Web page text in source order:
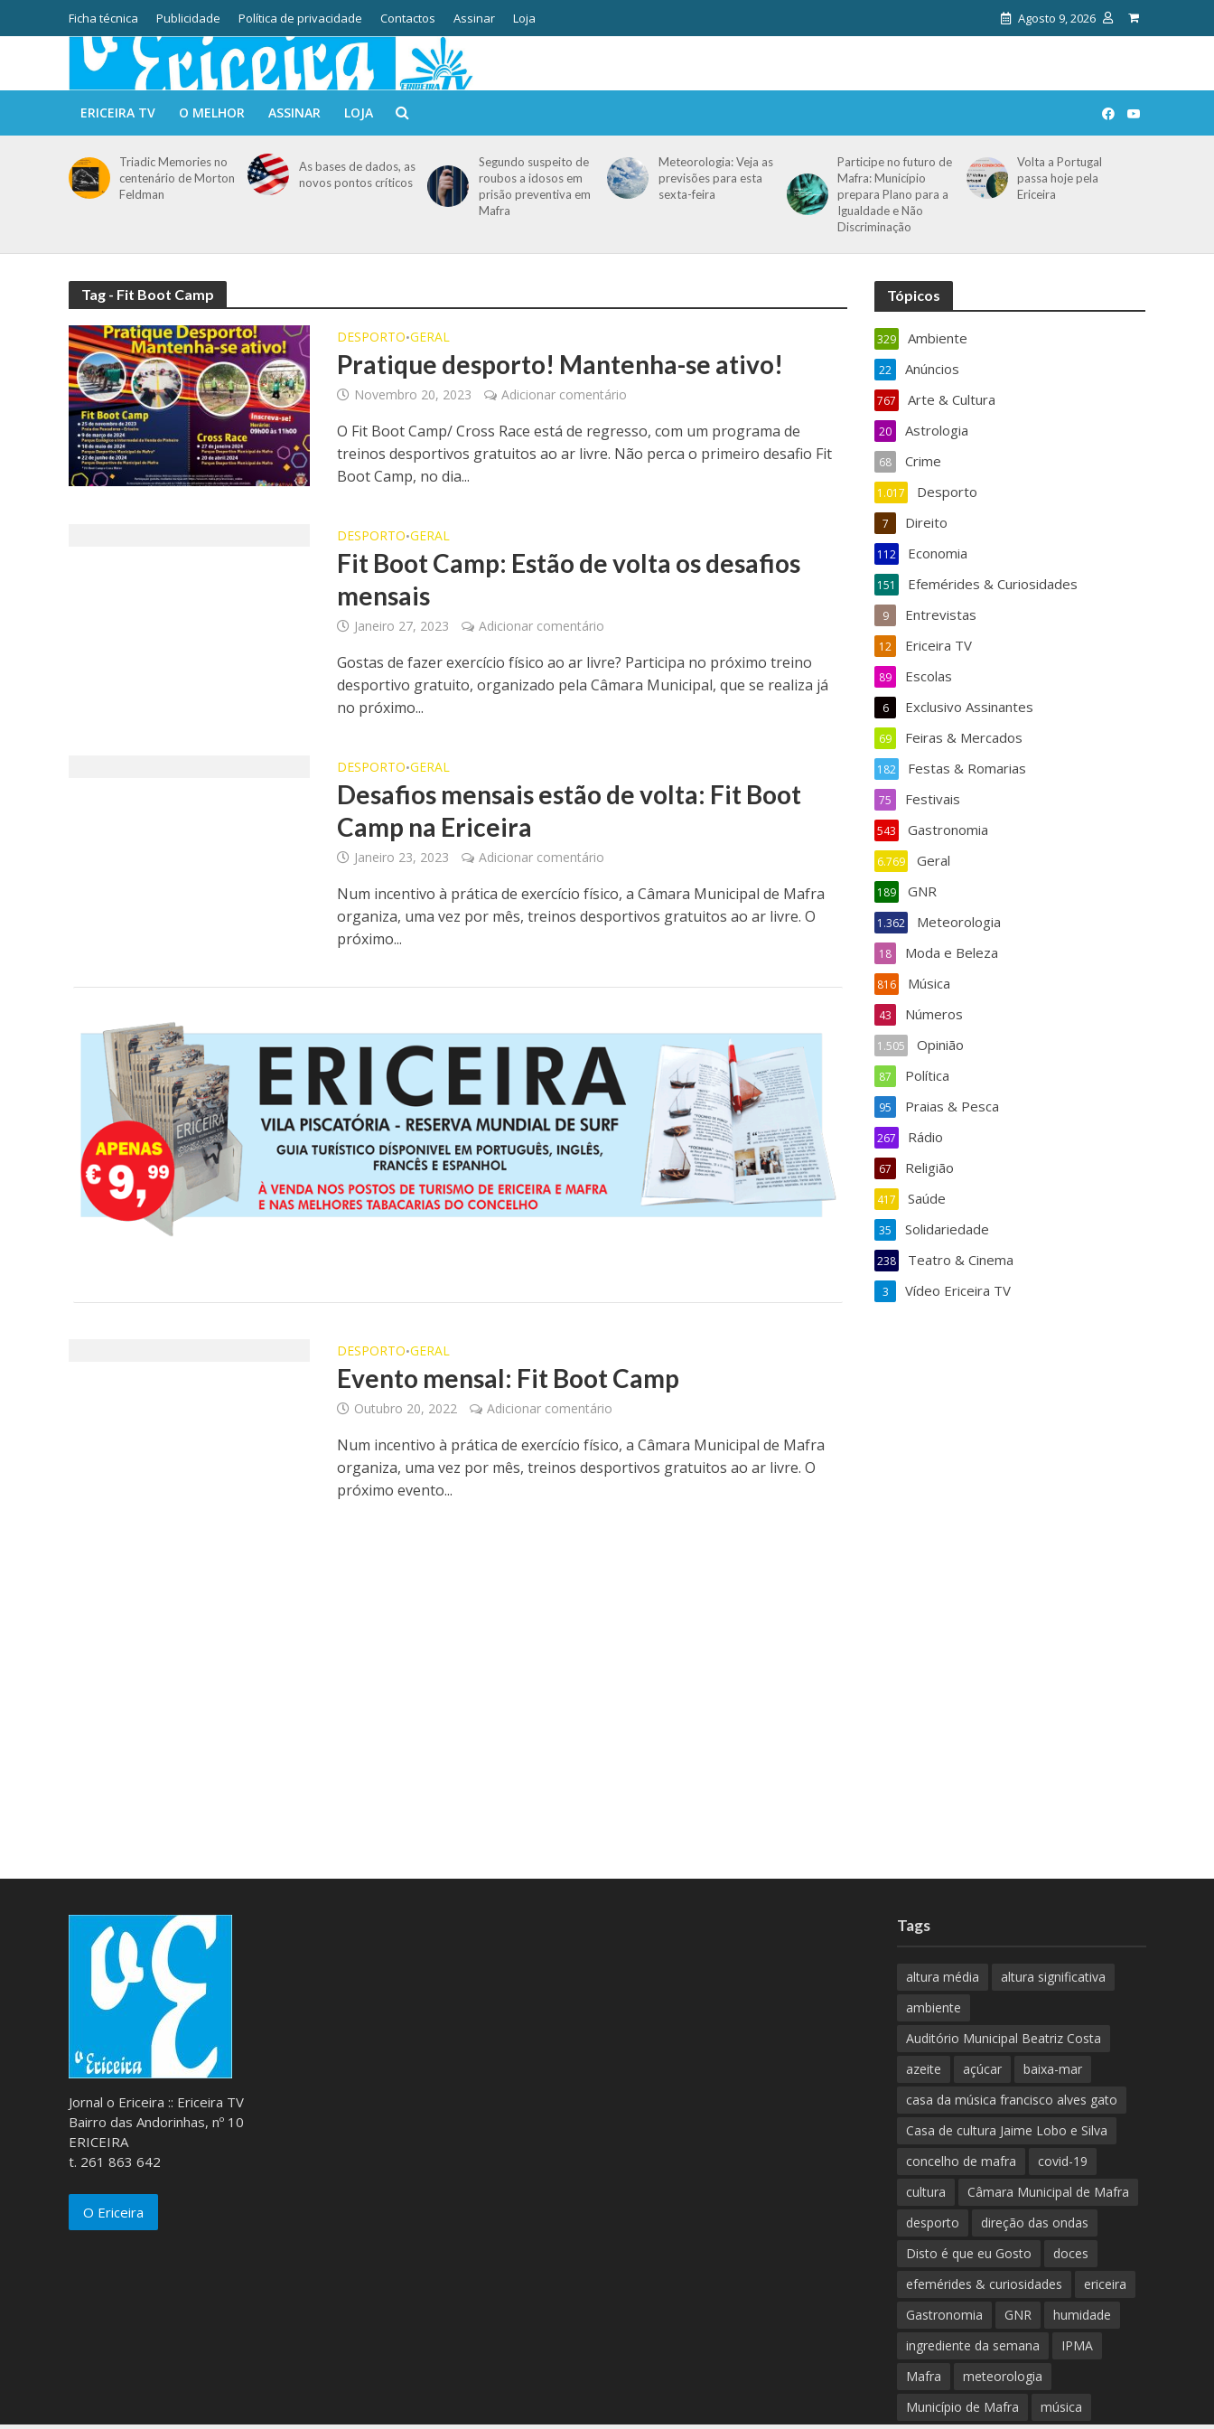
Ficha técnica Publicidade Política de privacidade Contactos Assinar Loja Agosto 9, 2026
ERICEIRA TV O MELHOR ASSINAR LOJA
Triadic Memories no
centenário de Morton
Feldman
As bases de dados, as
novos pontos críticos
Segundo suspeito de
roubos a idosos em
prisão preventiva em
Mafra
Meteorologia: Veja as
previsões para esta
sexta-feira
Participe no futuro de
Mafra: Município
prepara Plano para a
Igualdade e Não
Discriminação
Volta a Portugal
passa hoje pela
Ericeira
Tag - Fit Boot Camp
DESPORTO•GERAL
Pratique desporto! Mantenha-se ativo!
Novembro 20, 2023 Adicionar comentário
O Fit Boot Camp/ Cross Race está de regresso, com um programa de
treinos desportivos gratuitos ao ar livre. Não perca o primeiro desafio Fit
Boot Camp, no dia...
DESPORTO•GERAL
Fit Boot Camp: Estão de volta os desafios
mensais
Janeiro 27, 2023 Adicionar comentário
Gostas de fazer exercício físico ao ar livre? Participa no próximo treino
desportivo gratuito, organizado pela Câmara Municipal, que se realiza já
no próximo...
DESPORTO•GERAL
Desafios mensais estão de volta: Fit Boot
Camp na Ericeira
Janeiro 23, 2023 Adicionar comentário
Num incentivo à prática de exercício físico, a Câmara Municipal de Mafra
organiza, uma vez por mês, treinos desportivos gratuitos ao ar livre. O
próximo...
DESPORTO•GERAL
Evento mensal: Fit Boot Camp
Outubro 20, 2022 Adicionar comentário
Num incentivo à prática de exercício físico, a Câmara Municipal de Mafra
organiza, uma vez por mês, treinos desportivos gratuitos ao ar livre. O
próximo evento...
Tópicos
Ambiente
329
Anúncios
22
Arte & Cultura
767
Astrologia
20
Crime
68
Desporto
1.017
Direito
7
Economia
112
Efemérides & Curiosidades
151
Entrevistas
9
Ericeira TV
12
Escolas
89
Exclusivo Assinantes
6
Feiras & Mercados
69
Festas & Romarias
182
Festivais
75
Gastronomia
543
Geral
6.769
GNR
189
Meteorologia
1.362
Moda e Beleza
18
Música
816
Números
43
Opinião
1.505
Política
87
Praias & Pesca
95
Rádio
267
Religião
67
Saúde
417
Solidariedade
35
Teatro & Cinema
238
Vídeo Ericeira TV
3
Jornal o Ericeira :: Ericeira TV
Bairro das Andorinhas, nº 10
ERICEIRA
t. 261 863 642
O Ericeira
Tags
altura média
altura significativa
ambiente
Auditório Municipal Beatriz Costa
azeite
açúcar
baixa-mar
casa da música francisco alves gato
Casa de cultura Jaime Lobo e Silva
concelho de mafra
covid-19
cultura
Câmara Municipal de Mafra
desporto
direção das ondas
Disto é que eu Gosto
doces
efemérides & curiosidades
ericeira
Gastronomia
GNR
humidade
ingrediente da semana
IPMA
Mafra
meteorologia
Município de Mafra
música